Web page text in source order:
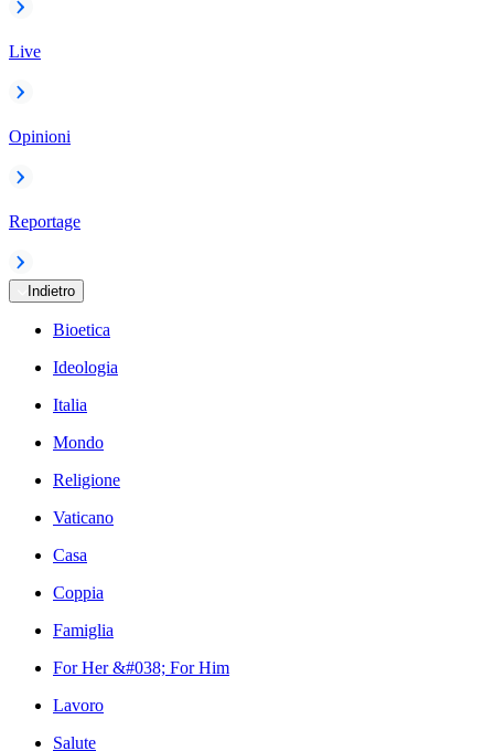
Live
Opinioni
Reportage
Indietro
Bioetica
Ideologia
Italia
Mondo
Religione
Vaticano
Casa
Coppia
Famiglia
For Her &#038; For Him
Lavoro
Salute